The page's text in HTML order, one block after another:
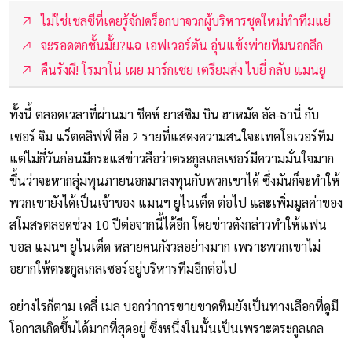
ไม่ใช่เชลซีที่เคยรู้จัก!ดร็อกบาจวกผู้บริหารชุดใหม่ทำทีมแย่
จะรอดตกชั้นมั้ย?แฉ เอฟเวอร์ตัน อุ่นแข้งพ่ายทีมนอกลีก
คืนรังผี! โรมาโน่ เผย มาร์กเซย เตรียมส่ง ไบยี่ กลับ แมนยู
ทั้งนี้ ตลอดเวลาที่ผ่านมา ชีคห์ ยาสซิม บิน ฮาหมัด อัล-ธานี่ กับ
เซอร์ จิม แร็ตคลิฟฟ์ คือ 2 รายที่แสดงความสนใจะเทคโอเวอร์ทีม
แต่ไม่กี่วันก่อนมีกระแสข่าวลือว่าตระกูลเกลเซอร์มีความมั่นใจมาก
ขึ้นว่าจะหากลุ่มทุนภายนอกมาลงทุนกับพวกเขาได้ ซึ่งมันก็จะทำให้
พวกเขายังได้เป็นเจ้าของ แมนฯ ยูไนเต็ด ต่อไป และเพิ่มมูลค่าของ
สโมสรตลอดช่วง 10 ปีต่อจากนี้ได้อีก โดยข่าวดังกล่าวทำให้แฟน
บอล แมนฯ ยูไนเต็ด หลายคนกังวลอย่างมาก เพราะพวกเขาไม่
อยากให้ตระกูลเกลเซอร์อยู่บริหารทีมอีกต่อไป
อย่างไรก็ตาม เดลี่ เมล บอกว่าการขายขาดทีมยังเป็นทางเลือกที่ดูมี
โอกาสเกิดขึ้นได้มากที่สุดอยู่ ซึ่งหนึ่งในนั้นเป็นเพราะตระกูลเกล